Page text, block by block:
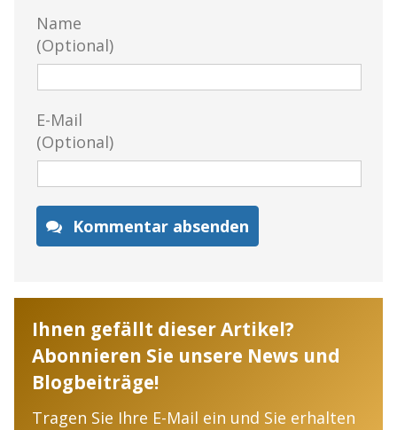
Name
(Optional)
E-Mail
(Optional)
Kommentar absenden
Ihnen gefällt dieser Artikel?
Abonnieren Sie unsere News und
Blogbeiträge!
Tragen Sie Ihre E-Mail ein und Sie erhalten